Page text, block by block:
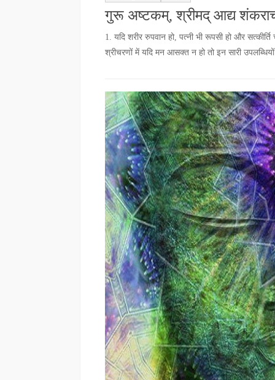
गुरू अष्टकम्, श्रीमद् आद्य
1. यदि शरीर रुपवान हो, पत्नी भी रूपसी हो और
श्रीचरणों में यदि मन आसक्त न हो तो इन सारी